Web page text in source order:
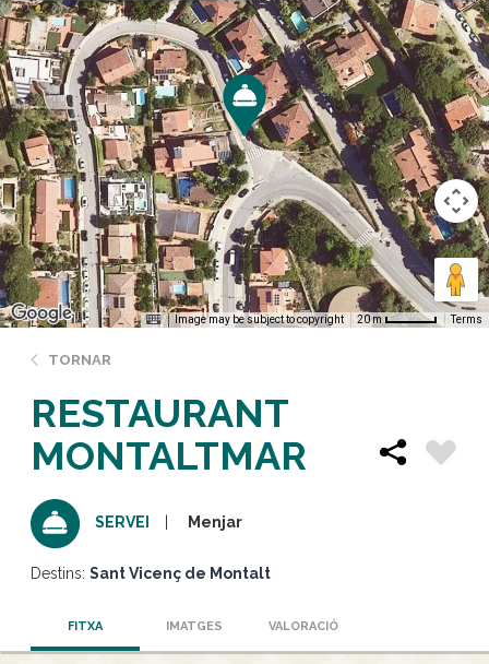
Image may be subject to copyright 20 m Terms
TORNAR
RESTAURANT
MONTALTMAR
SERVEI Menjar
Destins: Sant Vicenç de Montalt
FITXA IMATGES VALORACIÓ